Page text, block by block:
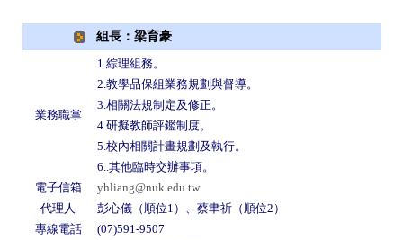
組長：梁育豪
業務職掌
1.綜理組務。
2.教學品保組業務規劃與督導。
3.相關法規制定及修正。
4.研擬教師評鑑制度。
5. 校內相關計畫規劃及執行。
6..其他臨時交辦事項。
電子信箱
yhliang@nuk.edu.tw
代理人
彭心儀（順位1）、蔡聿祈（順位2）
專線電話
(07)591-9507